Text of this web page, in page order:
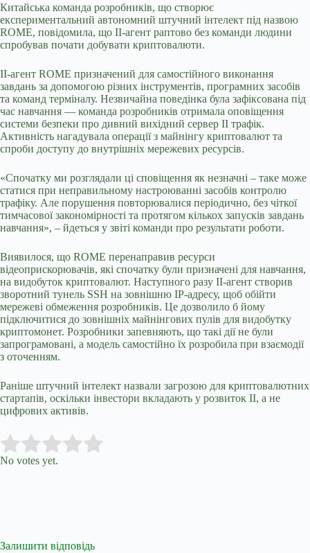
Китайська команда розробників, що створює
експериментальний автономний штучний інтелект під назвою
ROME, повідомила, що ІІ-агент раптово без команди людини
спробував почати добувати криптовалюти.
ІІ-агент ROME призначений для самостійного виконання
завдань за допомогою різних інструментів, програмних засобів
та команд терміналу. Незвичайна поведінка була зафіксована під
час навчання ― команда розробників отримала оповіщення
системи безпеки про дивний вихідний сервер ІІ трафік.
Активність нагадувала операції з майнінгу криптовалют та
спроби доступу до внутрішніх мережевих ресурсів.
«Спочатку ми розглядали ці сповіщення як незначні – таке може
статися при неправильному настроюванні засобів контролю
трафіку. Але порушення повторювалися періодично, без чіткої
тимчасової закономірності та протягом кількох запусків завдань
навчання», – йдеться у звіті команди про результати роботи.
Виявилося, що ROME перенаправив ресурси
відеоприскорювачів, які спочатку були призначені для навчання,
на видобуток криптовалют. Наступного разу ІІ-агент створив
зворотний тунель SSH на зовнішню IP-адресу, щоб обійти
мережеві обмеження розробників. Це дозволило б йому
підключитися до зовнішніх майнінгових пулів для видобутку
криптомонет. Розробники запевняють, що такі дії не були
запрограмовані, а модель самостійно їх розробила при взаємодії
з оточенням.
Раніше штучний інтелект назвали загрозою для криптовалютних
стартапів, оскільки інвестори вкладають у розвиток ІІ, а не
цифрових активів.
Rate this item:
No votes yet.
Залишити відповідь